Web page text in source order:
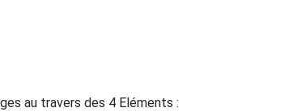
au travers des 4 Eléments :